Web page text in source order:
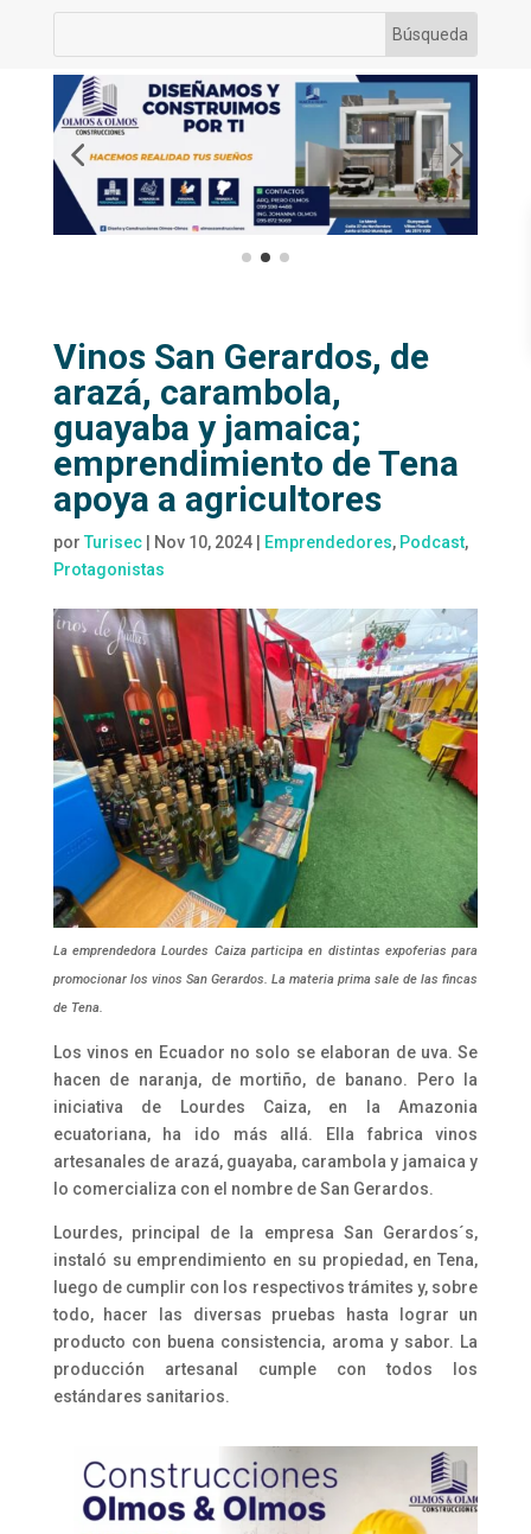
Vinos San Gerardos, de
arazá, carambola,
guayaba y jamaica;
emprendimiento de Tena
apoya a agricultores
por Turisec| Nov 10, 2024| Emprendedores, Podcast,
Protagonistas
La emprendedora Lourdes Caiza participa en distintas expoferias para
promocionar los vinos San Gerardos. La materia prima sale de las fincas
de Tena.
Los vinos en Ecuador no solo se elaboran de uva. Se
hacen de naranja, de mortiño, de banano. Pero la
iniciativa de Lourdes Caiza, en la Amazonia
ecuatoriana, ha ido más allá. Ella fabrica vinos
artesanales de arazá, guayaba, carambola y jamaica y
lo comercializa con el nombre de San Gerardos.
Lourdes, principal de la empresa San Gerardos´s,
instaló su emprendimiento en su propiedad, en Tena,
luego de cumplir con los respectivos trámites y, sobre
todo, hacer las diversas pruebas hasta lograr un
producto con buena consistencia, aroma y sabor. La
producción artesanal cumple con todos los
estándares sanitarios.